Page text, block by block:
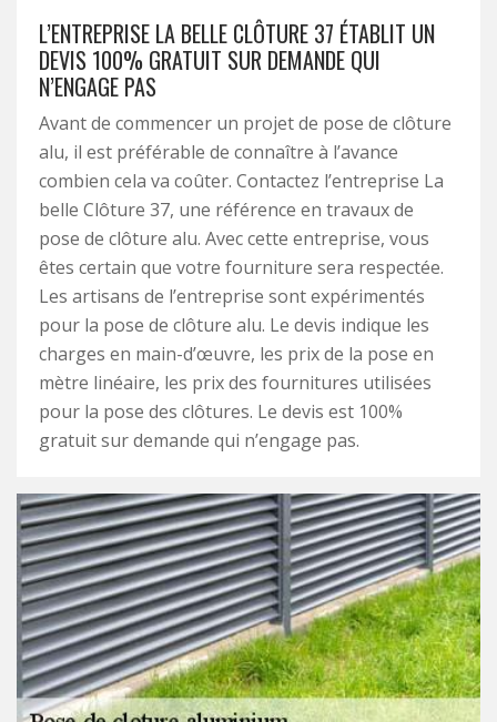
L’ENTREPRISE LA BELLE CLÔTURE 37 ÉTABLIT UN
DEVIS 100% GRATUIT SUR DEMANDE QUI
N’ENGAGE PAS
Avant de commencer un projet de pose de clôture
alu, il est préférable de connaître à l’avance
combien cela va coûter. Contactez l’entreprise La
belle Clôture 37, une référence en travaux de
pose de clôture alu. Avec cette entreprise, vous
êtes certain que votre fourniture sera respectée.
Les artisans de l’entreprise sont expérimentés
pour la pose de clôture alu. Le devis indique les
charges en main-d’œuvre, les prix de la pose en
mètre linéaire, les prix des fournitures utilisées
pour la pose des clôtures. Le devis est 100%
gratuit sur demande qui n’engage pas.